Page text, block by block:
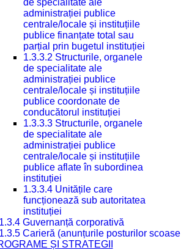
de specialitate ale
administrației publice
centrale/locale și instituțiile
publice finanțate total sau
parțial prin bugetul instituției
1.3.3.2 Structurile, organele
de specialitate ale
administrației publice
centrale/locale și instituțiile
publice coordonate de
conducătorul instituției
1.3.3.3 Structurile, organele
de specialitate ale
administrației publice
centrale/locale și instituțiile
publice aflate în subordinea
instituției
1.3.3.4 Unitățile care
funcționează sub autoritatea
instituției
1.3.4 Guvernanță corporativă
1.3.5 Carieră (anunțurile posturilor
ȘI STRATEGII